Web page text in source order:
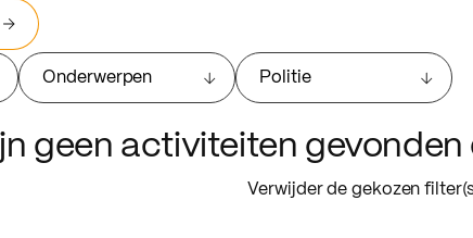
Onderwerpen Politie
geen activiteiten
Verwijder de gekozen